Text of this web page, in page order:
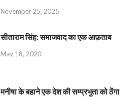
November 25, 2025
सीताराम सिंह: समाजवाद का एक आफ़ताब
May 18, 2020
मनीषा के बहाने एक देश की सम्प्रभुता को ठेंगा